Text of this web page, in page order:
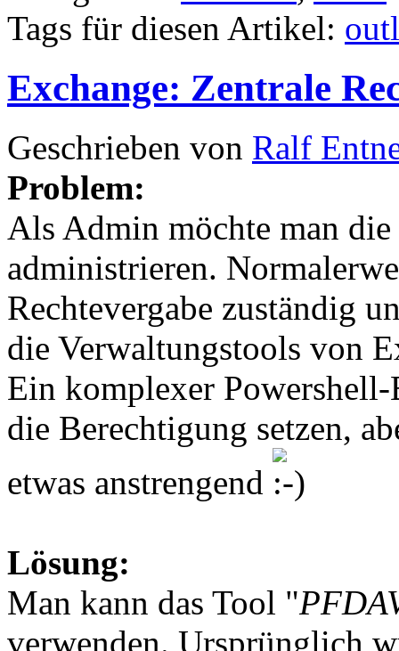
Tags für diesen Artikel:
Exchange: Zentrale
Geschrieben von Ralf
Problem:
Als Admin möchte man
administrieren.
Rechtevergabe zuständig
die Verwaltungstools von
Ein komplexer
die Berechtigung setzen,
etwas anstrengend
Lösung:
Man kann das Tool "
verwenden. Ursprünglich